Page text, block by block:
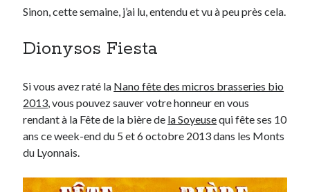
Green
Lectures
Lyon à Livre Ouvert
Mini-monsieur
Non classé
Parole de Follower
Patchwork
Post inutile
Sinon, cette semaine, j’ai lu, entendu et vu à peu près cela.
Dionysos Fiesta
Si vous avez raté la Nano fête des micros brasseries bio
2013, vous pouvez sauver votre honneur en vous
rendant à la Fête de la bière de la Soyeusequi fête ses 10
ans ce week-end du 5 et 6 octobre 2013 dans les Monts
du Lyonnais.